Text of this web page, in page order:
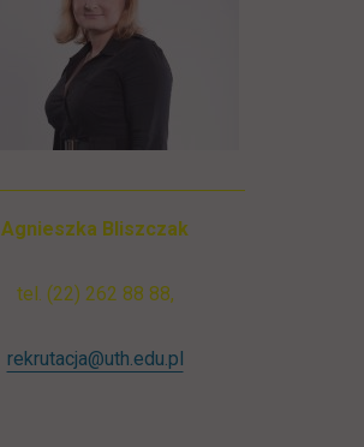
Agnieszka Bliszczak
tel. (22) 262 88 88,
rekrutacja@uth.edu.pl